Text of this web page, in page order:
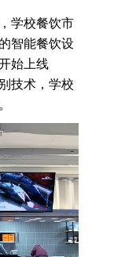
学校餐饮市
智能餐饮设
始上线
技术，学校